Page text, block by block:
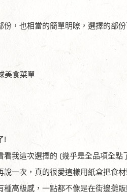
份，也相當的簡單明瞭，選擇的部
!
看我這次選擇的 (幾乎是全品項全點
說一次，真的很愛這樣用紙盒把食
種高級感，一點都不像是在街邊攤